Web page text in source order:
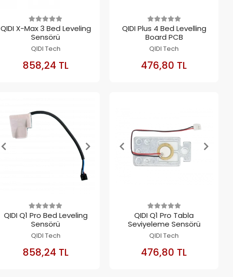
QIDI X-Max 3 Bed Leveling
Sensörü
QIDI Tech
858,24 TLSEPETE
EKLE
QIDI Plus 4 Bed Levelling
Board PCB
QIDI Tech
476,80 TLSEPETE
EKLE
QIDI Q1 Pro Bed Leveling
Sensörü
QIDI Tech
858,24 TLSEPETE
EKLE
QIDI Q1 Pro Tabla
Seviyeleme Sensörü
QIDI Tech
476,80 TLSEPETE
EKLE